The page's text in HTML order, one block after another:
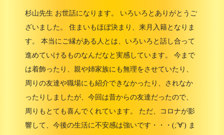
杉山先生 お世話になります。 いろいろとありがとうご
ざいました。 住まいもほぼ決まり、来月入籍となりま
す。 本当にご縁がある人とは、いろいろと話し合って
進めていけるものなんだなと実感しています。 今まで
は着飾ったり、親や姉家族にも無理をさせていたり、
周りの友達や職場にも紹介できなかったり、されなか
ったりしましたが、今回は昔からの友達だったので、
周りもとても喜んでくれています。 ただ、コロナが影
響して、今後の生活に不安感は強いです・・・(;'∀') ま